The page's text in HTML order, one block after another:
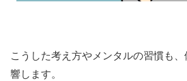
こうした考え方やメンタルの習慣も
響します。